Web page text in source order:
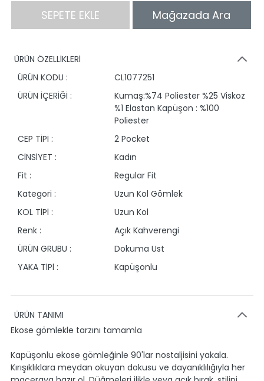
SEPETE EKLE Mağazada Ara
ÜRÜN ÖZELLİKLERİ
ÜRÜN KODU :
CL1077251
ÜRÜN İÇERİĞİ :
Kumaş:%74 Poliester %25 Viskoz
%1 Elastan Kapüşon : %100
Poliester
CEP TİPİ :
2 Pocket
CİNSİYET :
Kadın
Fit :
Regular Fit
Kategori :
Uzun Kol Gömlek
KOL TİPİ :
Uzun Kol
Renk :
Açık Kahverengi
ÜRÜN GRUBU :
Dokuma Ust
YAKA TİPİ :
Kapüşonlu
ÜRÜN TANIMI
Ekose gömlekle tarzını tamamla
Kapüşonlu ekose gömleğinle 90'lar nostaljisini yakala.
Kırışıklıklara meydan okuyan dokusu ve dayanıklılığıyla her